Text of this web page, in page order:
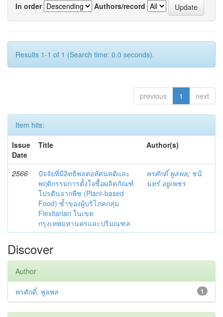
In order
Authors/record
Results 1-1 of 1 (Search time: 0.0 seconds).
previous 1 next
Item hits:
Issue
Date
Title Author(s)
2566
ปัจจัยที่มีอิทธิพลต่อทัศนคติและ
พฤติกรรมการตั้งใจซื้อผลิตภัณฑ์
โปรตีนจากพืช (Plant-based
Food) ซ้ำของผู้บริโภคกลุ่ม
Flexitarian ในเขต
กรุงเทพมหานครและปริมณฑล
พรศักดิ์ พูลพล; ชนิ
นทร์ อยู่เพชร
Discover
Author
1
พรศักดิ์, พูลพล